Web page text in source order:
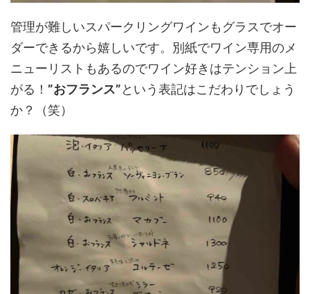
管理が難しいスパークリングワインもグラスでオー
ダーできるから嬉しいです。別紙でワイン専用のメ
ニューリストもあるのでワイン好きはテンション上
がる！ ”おフランス”という表記はこだわりでしょう
か？（笑）